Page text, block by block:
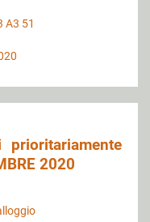
A3 51
2020